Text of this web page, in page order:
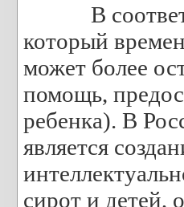
В
который
может более
помощь,
ребенка). В
является
сирот и детей,